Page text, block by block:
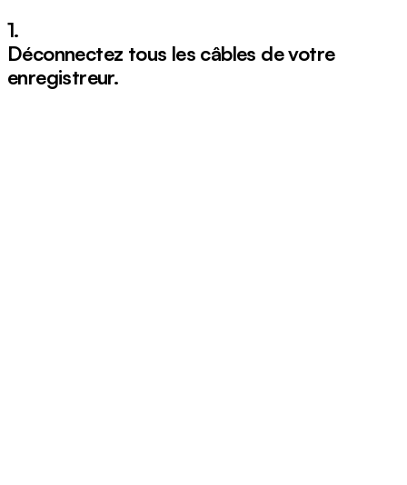
1.
Déconnectez tous les câbles de votre
enregistreur.